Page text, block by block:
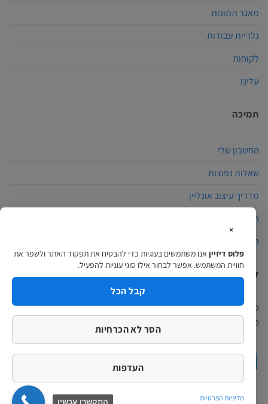
מאגר תמונות
גלריית עבודות
לקוחות
עלינו
תמיכה
החשבון שלי
שאלות נפוצות
מדריך עיצוב אונליין
הצהרת נגישות
תקנון האתר
למה לבחור פלוס דיזיין?
פלוס דיזיין הינה חברת הדפוס המתקדמת בארץ, באתרינו תוכלו למצוא
מגוון מוצרים ומערכת עיצוב אונליין מקצועית ופשוטה…
המשך לקרוא >
×
פלוס דיזיין אנו משתמשים בעוגיות כדי להבטיח את תפקוד האתר ולשפר את
חוויית המשתמש. אפשר לבחור אילו סוגי עוגיות להפעיל.
קבל הכל
הסר לא הכרחיות
העדפות
מדיניות הפרטיות התקשרו עכשיו